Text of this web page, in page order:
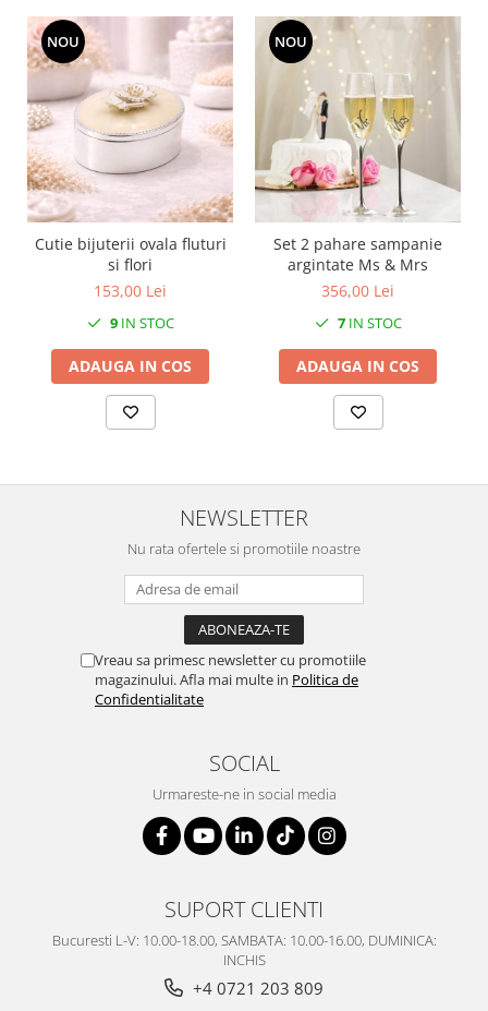
NOU
Cutie bijuterii ovala fluturi
si flori
153,00 Lei
9IN STOC
ADAUGA IN COS
NOU
Set 2 pahare sampanie
argintate Ms & Mrs
356,00 Lei
7IN STOC
ADAUGA IN COS
NEWSLETTER
Nu rata ofertele si promotiile noastre
Vreau sa primesc newsletter cu promotiile
magazinului. Afla mai multe in Politica de
Confidentialitate
SOCIAL
Urmareste-ne in social media
SUPORT CLIENTI
Bucuresti L-V: 10.00-18.00, SAMBATA: 10.00-16.00, DUMINICA:
INCHIS
+4 0721 203 809